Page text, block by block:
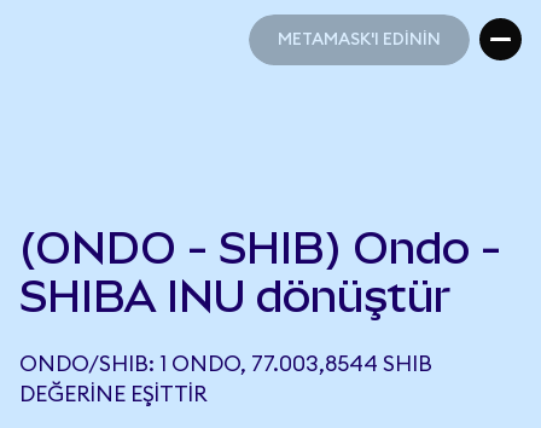
METAMASK'I EDİNİN
(ONDO - SHIB) Ondo -
SHIBA INU dönüştür
ONDO/SHIB: 1 ONDO, 77.003,8544 SHIB
DEĞERINE EŞITTIR